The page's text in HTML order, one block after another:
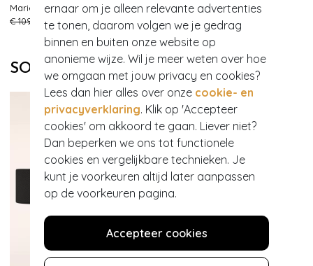
ernaar om je alleen relevante advertenties
te tonen, daarom volgen we je gedrag
binnen en buiten onze website op
anonieme wijze. Wil je meer weten over hoe
we omgaan met jouw privacy en cookies?
Lees dan hier alles over onze cookie- en
privacyverklaring. Klik op 'Accepteer
cookies' om akkoord te gaan. Liever niet?
Dan beperken we ons tot functionele
cookies en vergelijkbare technieken. Je
kunt je voorkeuren altijd later aanpassen
op de voorkeuren pagina.
Accepteer cookies
Marie Playa denim rok in blauwe tint
€ 109,95 € 43,95
185
Maureen wide leg broek in hemelsblauw
€ 99,95 € 39,95
SOORTGELIJKE PRODUCTEN